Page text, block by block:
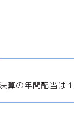
算の年間配当は